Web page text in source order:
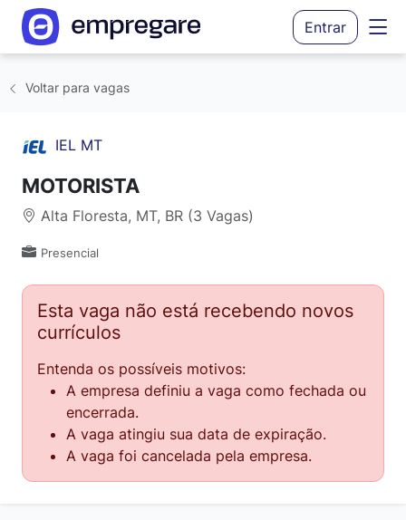
Entrar
Voltar para vagas
IEL MT
MOTORISTA
Alta Floresta, MT, BR (3 Vagas)
Presencial
Esta vaga não está recebendo novos
currículos
Entenda os possíveis motivos:
A empresa definiu a vaga como fechada ou
encerrada.
A vaga atingiu sua data de expiração.
A vaga foi cancelada pela empresa.